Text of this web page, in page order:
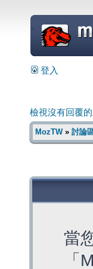
=
登入
檢視沒有回覆
MozTW» 討論
當
「